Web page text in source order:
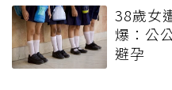
38歲女
爆：公
避孕